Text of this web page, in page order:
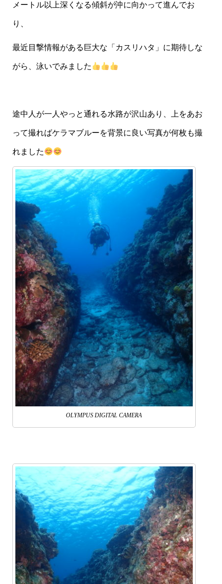
メートル以上深くなる傾斜が沖に向かって進んでお
り、
最近目撃情報がある巨大な「カスリハタ」に期待しな
がら、泳いでみました
途中人が一人やっと通れる水路が沢山あり、上をあお
って撮ればケラマブルーを背景に良い写真が何枚も撮
れました
OLYMPUS DIGITAL CAMERA